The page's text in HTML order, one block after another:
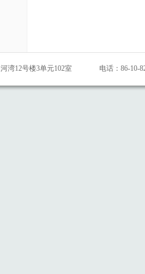
湾12号楼3单元102室 电话：86-10-